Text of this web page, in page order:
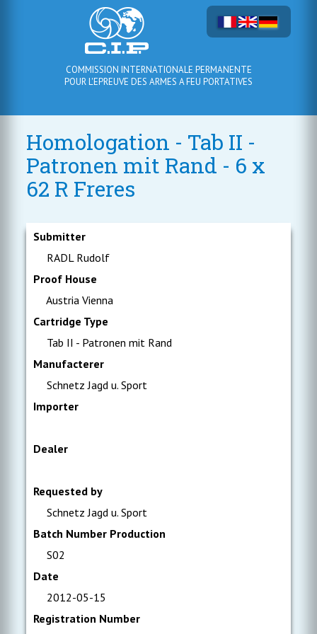
COMMISSION INTERNATIONALE PERMANENTE
POUR L'EPREUVE DES ARMES A FEU PORTATIVES
Homologation - Tab II -
Patronen mit Rand - 6 x
62 R Freres
Submitter
RADL Rudolf
Proof House
Austria Vienna
Cartridge Type
Tab II - Patronen mit Rand
Manufacterer
Schnetz Jagd u. Sport
Importer
Dealer
Requested by
Schnetz Jagd u. Sport
Batch Number Production
S02
Date
2012-05-15
Registration Number